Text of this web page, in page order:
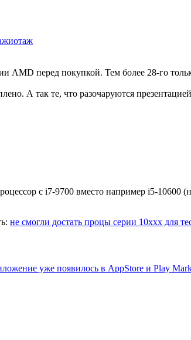
AMD перед покупкой. Тем более 28-го
А так те, что разочаруются
с i7-9700 вместо например i5-10600
не смогли достать процы серии 10xxx для
уже появилось в AppStore и Play